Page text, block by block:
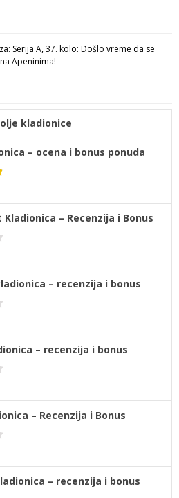
Serija A, 37. kolo: Došlo vreme da se
Apeninima!
kladionice
– ocena i bonus ponuda
– Recenzija i Bonus
– recenzija i bonus
– recenzija i bonus
– Recenzija i Bonus
– recenzija i bonus